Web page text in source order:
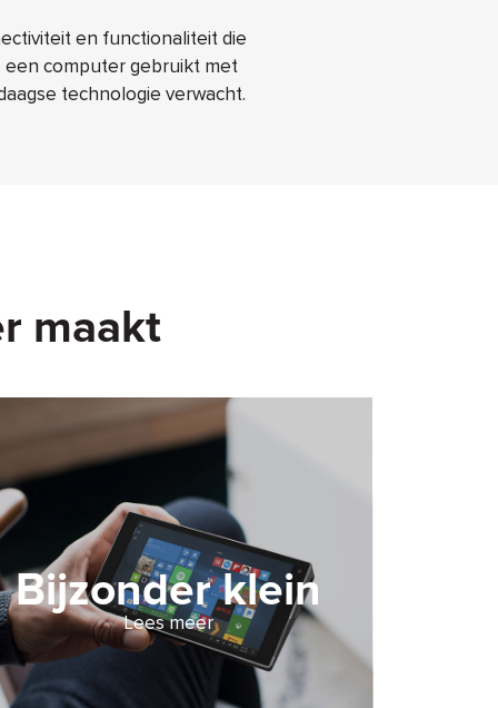
en functionaliteit die
een computer gebruikt met
technologie verwacht.
maakt
Bijzonder klein
Lees meer